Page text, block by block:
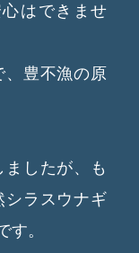
はできませ
、豊不漁の原
したが、も
シラスウナギ
す。